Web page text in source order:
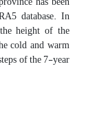
database. In
height of the
cold and warm
of the 7-year